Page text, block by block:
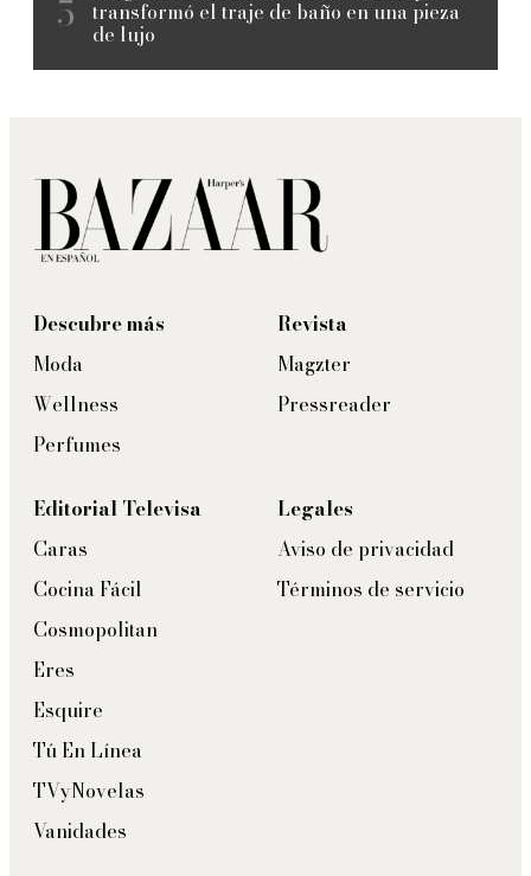
transformó el traje de baño en una pieza
de lujo
Descubre más
Moda
Wellness
Perfumes
Revista
Magzter
Pressreader
Editorial Televisa
Caras
Cocina Fácil
Cosmopolitan
Eres
Esquire
Tú En Línea
TVyNovelas
Vanidades
Legales
Aviso de privacidad
Términos de servicio